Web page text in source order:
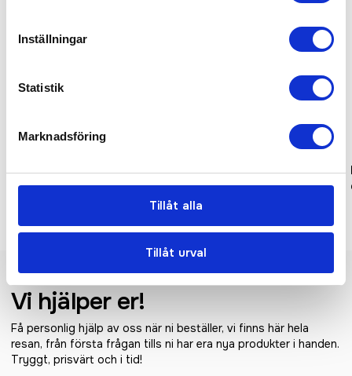
Inställningar
Statistik
Marknadsföring
Tillåt alla
Tillåt urval
Prixton AI Content Studio
stativ
Prixton Pegasus 720P GPS-
drönare
Vi hjälper er!
Få personlig hjälp av oss när ni beställer, vi finns här hela
resan, från första frågan tills ni har era nya produkter i handen.
Tryggt, prisvärt och i tid!